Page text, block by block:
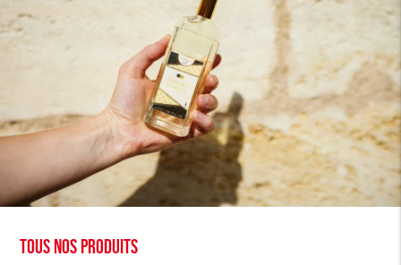
Tous nos produits